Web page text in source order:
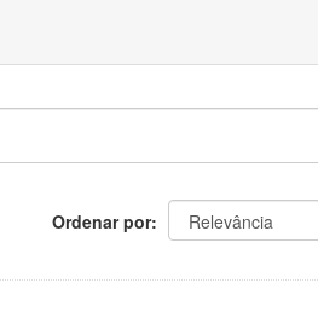
Ordenar por